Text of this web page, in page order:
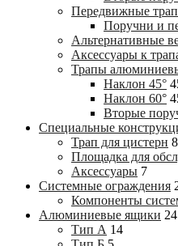
Передвижные
Поручни и
Альтернативные
Аксессуары к
Трапы
Наклон 45°
Наклон 60°
Вторые
Специальные
Трап для цистерн 8
Площадка для
Аксессуары 7
Системные ограждения
Компоненты
Алюминиевые ящики 24
Тип А 14